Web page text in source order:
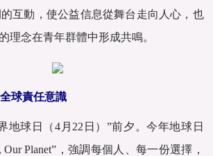
互動，使公益信息從舞台走向人心，也
理念在青年群體中形成共鳴。
球責任意識
地球日（4月22日）”前夕。今年地球日
Our Planet”，強調每個人、每一份選擇，